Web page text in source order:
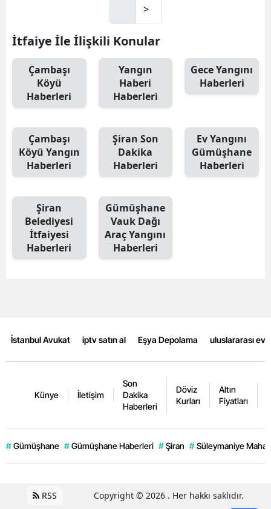
>
İtfaiye İle İlişkili Konular
Çambaşı
Köyü
Haberleri
Yangın
Haberi
Haberleri
Gece Yangını
Haberleri
Çambaşı
Köyü Yangın
Haberleri
Şiran Son
Dakika
Haberleri
Ev Yangını
Gümüşhane
Haberleri
Şiran
Belediyesi
İtfaiyesi
Haberleri
Gümüşhane
Vauk Dağı
Araç Yangını
Haberleri
İstanbul Avukat iptv satın al Eşya Depolama uluslararası
Künye İletişim
Son
Dakika
Haberleri
Döviz
Kurları
Altın
Fiyatları
# Gümüşhane # Gümüşhane Haberleri # Şiran # Süleymaniye
RSS Copyright © 2026 . Her hakkı saklıdır.